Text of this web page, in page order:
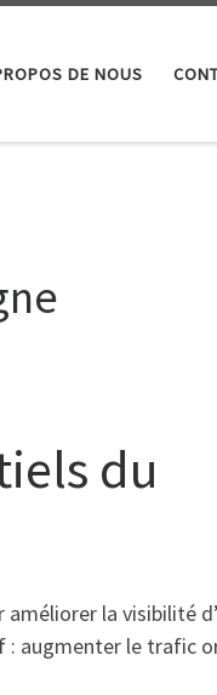
DE NOUS
du
améliorer la visibilité
: augmenter le trafic